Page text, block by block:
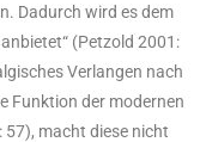
Dadurch wird es dem
(Pet­zold 2001:
Ver­lan­gen nach
Funk­ti­on der moder­nen
57), macht die­se nicht